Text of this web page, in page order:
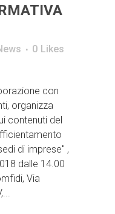
0 Likes
con
organizza
contenuti del
di imprese" ,
dalle 14.00
Via